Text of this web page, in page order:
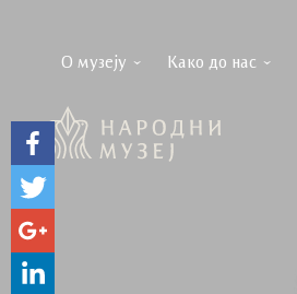
О музеју Како до нас